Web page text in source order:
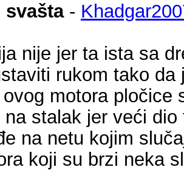
svašta-
nije jer ta ista sa
rukom tako
motora pločice
na stalak jer veći
na netu kojim
koji su brzi neka